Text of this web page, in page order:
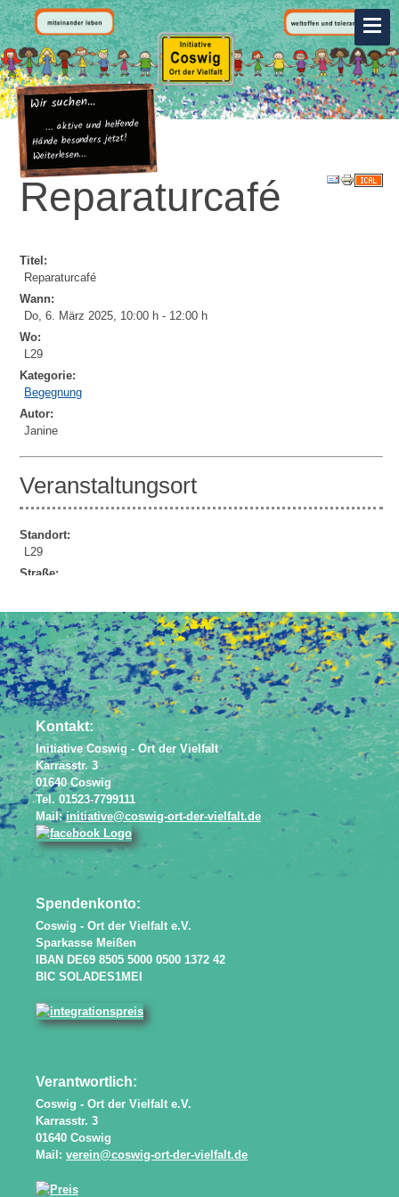
Wir suchen...
... aktive und helfende
Hände besonders jetzt!
Weiterlesen...
Reparaturcafé
Titel:
Reparaturcafé
Wann:
Do, 6. März 2025, 10:00 h - 12:00 h
Wo:
L29
Kategorie:
Begegnung
Autor:
Janine
Veranstaltungsort
Standort:
L29
Straße:
Powered byJEM
Kontakt:
Initiative Coswig - Ort der Vielfalt
Karrasstr. 3
01640 Coswig
Tel. 01523-7799111
Mail:initiative@coswig-ort-der-vielfalt.de
Spendenkonto:
Coswig - Ort der Vielfalt e.V.
Sparkasse Meißen
IBAN DE69 8505 5000 0500 1372 42
BIC SOLADES1MEI
Verantwortlich:
Coswig - Ort der Vielfalt e.V.
Karrasstr. 3
01640 Coswig
Mail: verein@coswig-ort-der-vielfalt.de